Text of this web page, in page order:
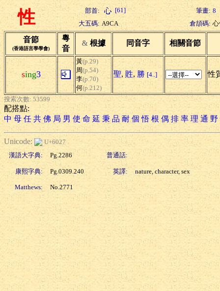
性 部首: [61] 筆畫: 8
大五碼: A9CA 倉頡碼:
音節
(香港語言學學會)
粵
音
& 根據 同音字 相關音節
sing3
黃(p.29)
周(p.54)
李(p.70)
何(p.212)
聖, 貹, 勝 [4..] 性
搜索次數: 53599
配搭點:
中 母 任 共 佛 局 男 使 命 延 秉 品 耐 個 悟 根 偶 排 率 理 通 野
Unicode:
U+6027
漢語大字典:
Pg.2286 普通話:
康熙字典: Pg.0309.240 英譯: nature, character, sex
Matthews: No.2771